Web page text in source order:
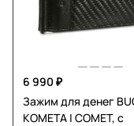
6 990 ₽
Зажим для денег
КОМЕТА | COMET, с